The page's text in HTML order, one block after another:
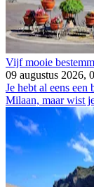
Vijf mooie
09 augustus 2026,
Je hebt al eens een
Milaan, maar wist